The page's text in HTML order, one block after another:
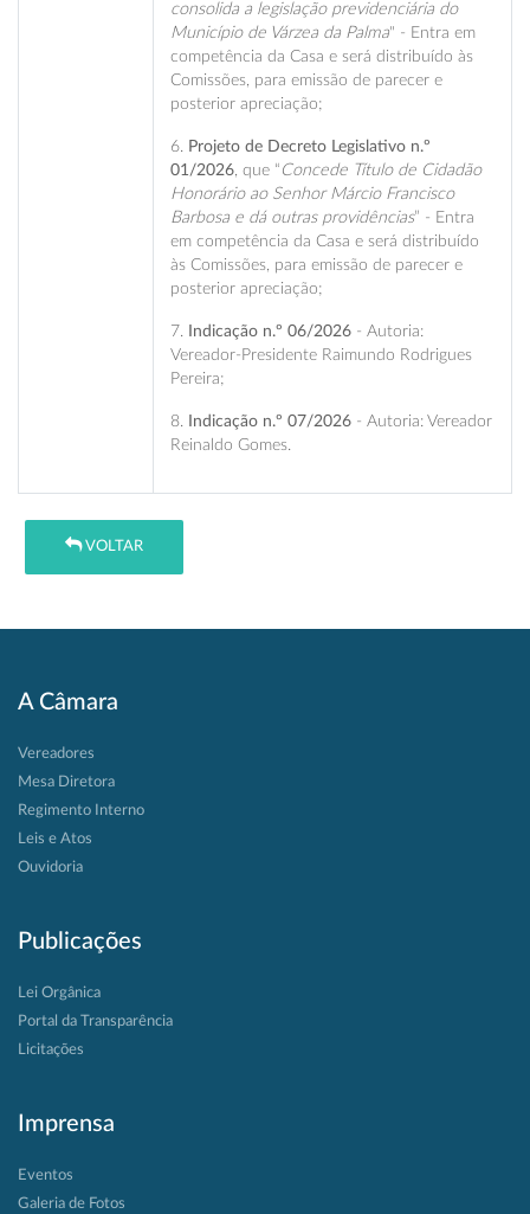
consolida a legislação previdenciária do
Município de Várzea da Palma" - Entra em
competência da Casa e será distribuído às
Comissões, para emissão de parecer e
posterior apreciação;
6. Projeto de Decreto Legislativo n.º
01/2026, que “ Concede Título de Cidadão
Honorário ao Senhor Márcio Francisco
Barbosa e dá outras providências” - Entra
em competência da Casa e será distribuído
às Comissões, para emissão de parecer e
posterior apreciação;
7. Indicação n.º 06/2026 - Autoria:
Vereador-Presidente Raimundo Rodrigues
Pereira;
8. Indicação n.º 07/2026 - Autoria: Vereador
Reinaldo Gomes.
VOLTAR
A Câmara
Vereadores
Mesa Diretora
Regimento Interno
Leis e Atos
Ouvidoria
Publicações
Lei Orgânica
Portal da Transparência
Licitações
Imprensa
Eventos
Galeria de Fotos